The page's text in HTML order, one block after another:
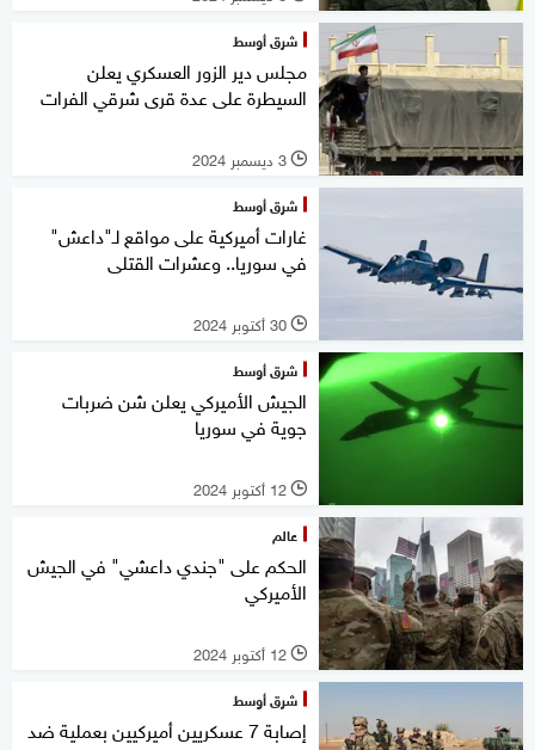
شرق أوسط
مجلس دير الزور العسكري يعلن
السيطرة على عدة قرى شرقي الفرات
l 3 ديسمبر 2024
شرق أوسط
غارات أميركية على مواقع لـ"داعش"
في سوريا.. وعشرات القتلى
l 30 أكتوبر 2024
شرق أوسط
الجيش الأميركي يعلن شن ضربات
جوية في سوريا
l 12 أكتوبر 2024
عالم
الحكم على "جندي داعشي" في الجيش
الأميركي
l 12 أكتوبر 2024
شرق أوسط
إصابة 7 عسكريين أميركيين بعملية ضد